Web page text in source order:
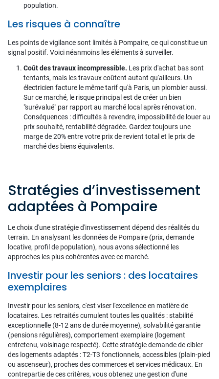
population.
Les risques à connaître
Les points de vigilance sont limités à Pompaire, ce qui constitue un
signal positif. Voici néanmoins les éléments à surveiller.
Coût des travaux incompressible. Les prix d'achat bas sont
tentants, mais les travaux coûtent autant qu'ailleurs. Un
électricien facture le même tarif qu'à Paris, un plombier aussi.
Sur ce marché, le risque principal est de créer un bien
"surévalué" par rapport au marché local après rénovation.
Conséquences : difficultés à revendre, impossibilité de louer au
prix souhaité, rentabilité dégradée. Gardez toujours une
marge de 20% entre votre prix de revient total et le prix de
marché des biens équivalents.
Stratégies d’investissement
adaptées à Pompaire
Le choix d'une stratégie d'investissement dépend des réalités du
terrain. En analysant les données de Pompaire (prix, demande
locative, profil de population), nous avons sélectionné les
approches les plus cohérentes avec ce marché.
Investir pour les seniors : des locataires
exemplaires
Investir pour les seniors, c'est viser l'excellence en matière de
locataires. Les retraités cumulent toutes les qualités : stabilité
exceptionnelle (8-12 ans de durée moyenne), solvabilité garantie
(pensions régulières), comportement exemplaire (logement
entretenu, voisinage respecté). Cette stratégie demande de cibler
des logements adaptés : T2-T3 fonctionnels, accessibles (plain-pied
ou ascenseur), proches des commerces et services médicaux. En
contrepartie de ces critères, vous obtenez une gestion d'une